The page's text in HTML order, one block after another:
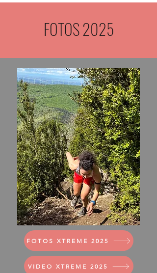
FOTOS 2025
FOTOS XTREME 2025
VIDEO XTREME 2025